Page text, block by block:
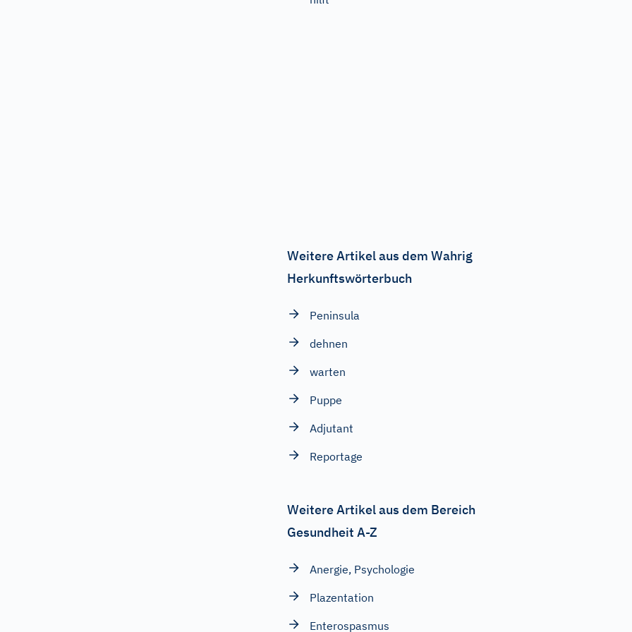
Weitere Artikel aus dem Wahrig
Herkunftswörterbuch
Peninsula
dehnen
warten
Puppe
Adjutant
Reportage
Weitere Artikel aus dem Bereich
Gesundheit A-Z
Anergie, Psychologie
Plazentation
Enterospasmus